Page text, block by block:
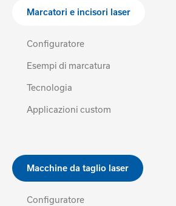
Marcatori e incisori laser
Configuratore
Esempi di marcatura
Tecnologia
Applicazioni custom
Macchine da taglio laser
Configuratore